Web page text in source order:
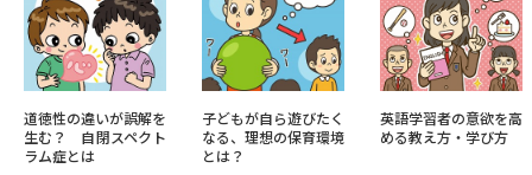
道徳性の違いが誤解を
生む？ 自閉スペクト
ラム症とは
子どもが自ら遊びたく
なる、理想の保育環境
とは？
英語学習者の意欲を高
める教え方・学び方